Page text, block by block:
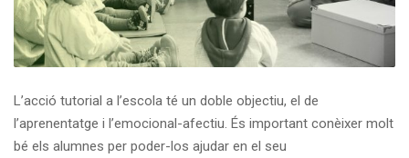
L’acció tutorial a l’escola té un doble objectiu, el de
l’aprenentatge i l’emocional-afectiu. És important conèixer molt
bé els alumnes per poder-los ajudar en el seu